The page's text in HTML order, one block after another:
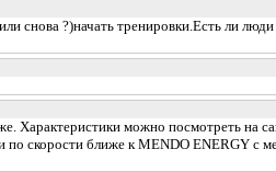
снова ?)начать тренировки.Есть ли люди
Характеристики можно посмотреть на
по скорости ближе к MENDO ENERGY с